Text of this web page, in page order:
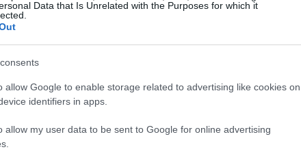
Data that Is Unrelated with the Purposes for which it
allow Google to enable storage related to advertising like cookies on
identifiers in apps.
allow my user data to be sent to Google for online advertising
per lei una fase di crescita.
si è intrecciata con lo studio accademico,
più completo e maturo.
campo
messo alla prova le competenze
la maglia di
di alto livello. L’ultima annata con il